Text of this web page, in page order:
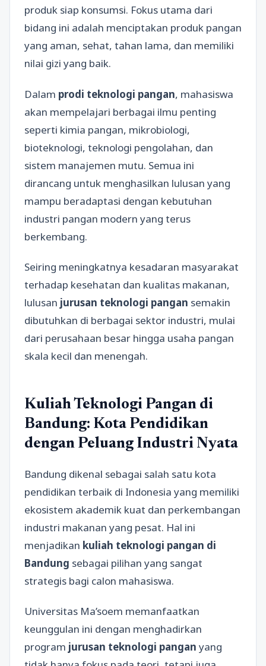
produk siap konsumsi. Fokus utama dari
bidang ini adalah menciptakan produk pangan
yang aman, sehat, tahan lama, dan memiliki
nilai gizi yang baik.
Dalam prodi teknologi pangan, mahasiswa
akan mempelajari berbagai ilmu penting
seperti kimia pangan, mikrobiologi,
bioteknologi, teknologi pengolahan, dan
sistem manajemen mutu. Semua ini
dirancang untuk menghasilkan lulusan yang
mampu beradaptasi dengan kebutuhan
industri pangan modern yang terus
berkembang.
Seiring meningkatnya kesadaran masyarakat
terhadap kesehatan dan kualitas makanan,
lulusan jurusan teknologi pangan semakin
dibutuhkan di berbagai sektor industri, mulai
dari perusahaan besar hingga usaha pangan
skala kecil dan menengah.
Kuliah Teknologi Pangan di
Bandung: Kota Pendidikan
dengan Peluang Industri Nyata
Bandung dikenal sebagai salah satu kota
pendidikan terbaik di Indonesia yang memiliki
ekosistem akademik kuat dan perkembangan
industri makanan yang pesat. Hal ini
menjadikan kuliah teknologi pangan di
Bandung sebagai pilihan yang sangat
strategis bagi calon mahasiswa.
Universitas Ma’soem memanfaatkan
keunggulan ini dengan menghadirkan
program jurusan teknologi pangan yang